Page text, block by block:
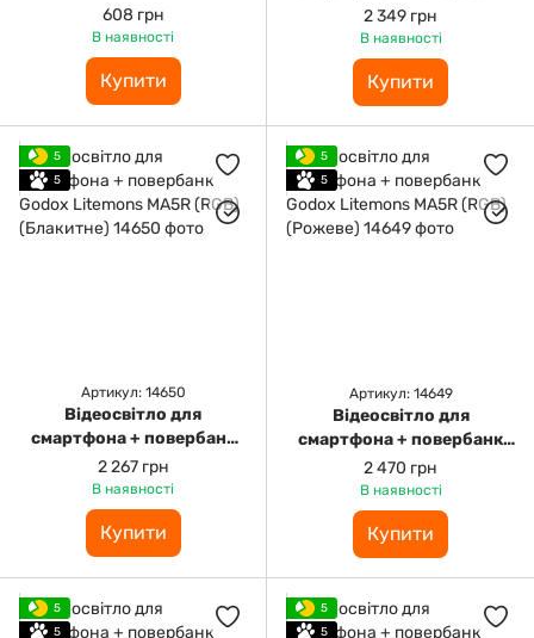
608 грн
В наявності
Купити
Godox Litemons MA5R
(RGB) (Біле)
2 349 грн
В наявності
Купити
5
5
Артикул: 14650
Відеосвітло для
смартфона + повербанк
Godox Litemons MA5R
(RGB) (Блакитне)
2 267 грн
В наявності
Купити
5
5
Артикул: 14649
Відеосвітло для
смартфона + повербанк
Godox Litemons MA5R
(RGB) (Рожеве)
2 470 грн
В наявності
Купити
5
5
5
5